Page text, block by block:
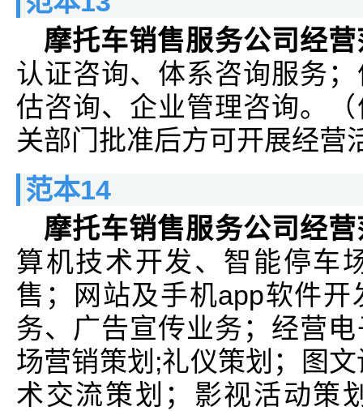
摩托车销售服务公司经
认证咨询、体系咨询服务
估咨询、企业管理咨询。
关部门批准后方可开展经营
范本14
摩托车销售服务公司经
算机技术开发、智能停车
售；网站及手机app软件
务、广告宣传业务；经营
场营销策划;礼仪策划；图
术交流策划；影视活动策